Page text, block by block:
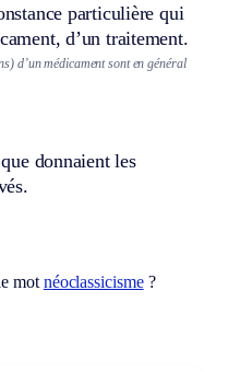
particulière qui
d’un traitement.
d’un médicament sont en général
donnaient les
mot néoclassicisme?